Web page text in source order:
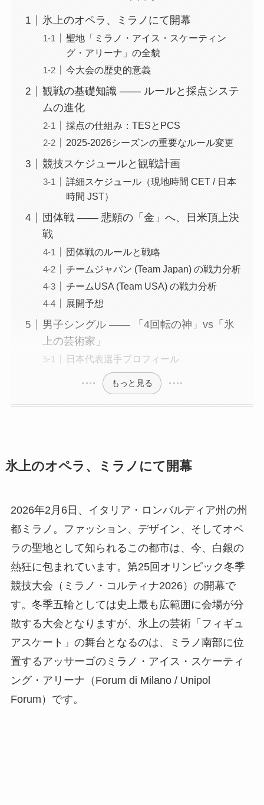
氷上のオペラ、ミラノにて開幕
聖地「ミラノ・アイス・スケーティン
グ・アリーナ」の全貌
今大会の歴史的意義
観戦の基礎知識 —— ルールと採点システ
ムの進化
採点の仕組み：TESとPCS
2025-2026シーズンの重要なルール変更
競技スケジュールと観戦計画
詳細スケジュール（現地時間 CET / 日本
時間 JST）
団体戦 —— 悲願の「金」へ、日米頂上決
戦
団体戦のルールと戦略
チームジャパン (Team Japan) の戦力分析
チームUSA (Team USA) の戦力分析
展開予想
男子シングル —— 「4回転の神」vs「氷
上の芸術家」
日本代表選手プロフィール
もっと見る
氷上のオペラ、ミラノにて開幕
2026年2月6日、イタリア・ロンバルディア州の州
都ミラノ。ファッション、デザイン、そしてオペ
ラの聖地として知られるこの都市は、今、白銀の
熱狂に包まれています。第25回オリンピック冬季
競技大会（ミラノ・コルティナ2026）の開幕で
す。冬季五輪としては史上最も広範囲に会場が分
散する大会となりますが、氷上の芸術「フィギュ
アスケート」の舞台となるのは、ミラノ南部に位
置するアッサーゴのミラノ・アイス・スケーティ
ング・アリーナ（Forum di Milano / Unipol
Forum）です。